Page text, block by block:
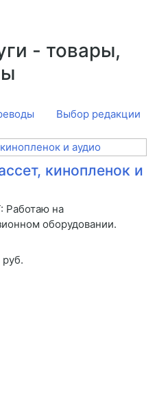
- товары,
Выбор редакции
кинопленок и
на
оборудовании.
руб.